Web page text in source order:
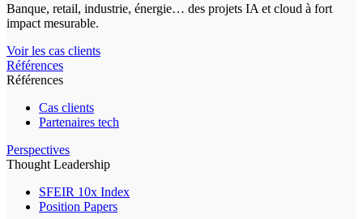
Banque, retail, industrie, énergie… des projets IA et cloud à fort
impact mesurable.
Voir les cas clients
Références
Références
Cas clients
Partenaires tech
Perspectives
Thought Leadership
SFEIR 10x Index
Position Papers